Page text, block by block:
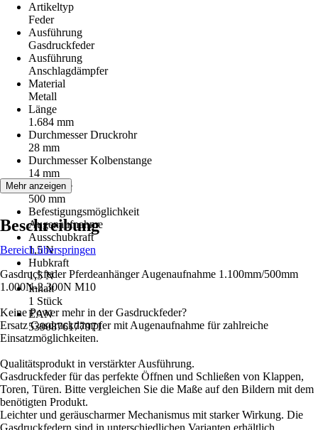
Artikeltyp
Feder
Ausführung
Gasdruckfeder
Ausführung
Anschlagdämpfer
Material
Metall
Länge
1.684 mm
Durchmesser Druckrohr
28 mm
Durchmesser Kolbenstange
14 mm
Hublänge
500 mm
Befestigungsmöglichkeit
Augenaufnahme
Ausschubkraft
1,5 N
Hubkraft
1,5 N
Inhalt
1 Stück
EAN
5390876177971
Mehr anzeigen
Beschreibung
Bereich überspringen
Gasdruckfeder Pferdeanhänger Augenaufnahme 1.100mm/500mm
1.000N-2.300N M10
Keine Power mehr in der Gasdruckfeder?
Ersatz Gasdruckdämpfer mit Augenaufnahme für zahlreiche
Einsatzmöglichkeiten.
Qualitätsprodukt in verstärkter Ausführung.
Gasdruckfeder für das perfekte Öffnen und Schließen von Klappen,
Toren, Türen. Bitte vergleichen Sie die Maße auf den Bildern mit dem
benötigten Produkt.
Leichter und geräuscharmer Mechanismus mit starker Wirkung. Die
Gasdruckfedern sind in unterschiedlichen Varianten erhältlich.